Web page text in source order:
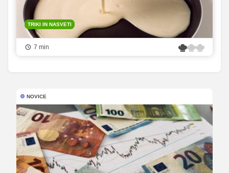
TRIKI IN NASVETI
7 min
NOVICE